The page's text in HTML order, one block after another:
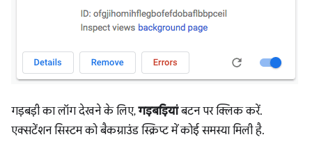
गड़बड़ी का लॉग देखने के लिए,गड़बड़ियांबटन पर क्लिक करें.
एक्सटेंशन सिस्टम को बैकग्राउंड स्क्रिप्ट में कोई समस्या मिली है.